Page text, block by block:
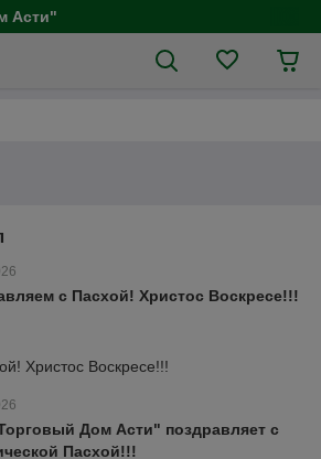
Асти"
с Пасхой! Христос Воскресе!!!
Христос Воскресе!!!
Дом Асти" поздравляет с
Пасхой!!!